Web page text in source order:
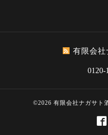
有限会社
0120-
©2026 有限会社ナガサト